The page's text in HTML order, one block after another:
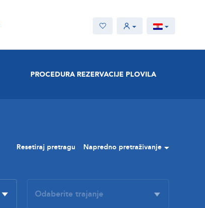
PROCEDURA REZERVACIJE PLOVILA
Resetiraj pretragu Napredno pretraživanje